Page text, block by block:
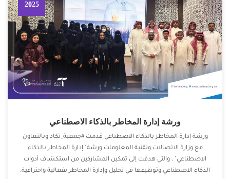
2025
ورشة إدارة المخاطر بالذكاء الاصطناعي
ورشة إدارة المخاطر بالذكاء الاصطناعي قدمت ⁧‫#جمعية_تكاد‬⁩ وبالتعاون
مع وزارة الاتصالات وتقنية المعلومات ‏ورشة" إدارة المخاطر بالذكاء
الاصطناعي" ، والتي هدفت إلى تمكين المشاركين من استكشاف أدوات
الذكاء الاصطناعي وتوظيفها في تحليل وإدارة المخاطر بفعالية واحترافية.